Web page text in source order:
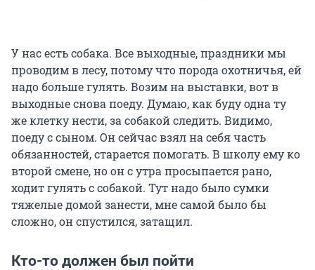
У нас есть собака. Все выходные, праздники мы
проводим в лесу, потому что порода охотничья, ей
надо больше гулять. Возим на выставки, вот в
выходные снова поеду. Думаю, как буду одна ту
же клетку нести, за собакой следить. Видимо,
поеду с сыном. Он сейчас взял на себя часть
обязанностей, старается помогать. В школу ему ко
второй смене, но он с утра просыпается рано,
ходит гулять с собакой. Тут надо было сумки
тяжелые домой занести, мне самой было бы
сложно, он спустился, затащил.
Кто-то должен был пойти